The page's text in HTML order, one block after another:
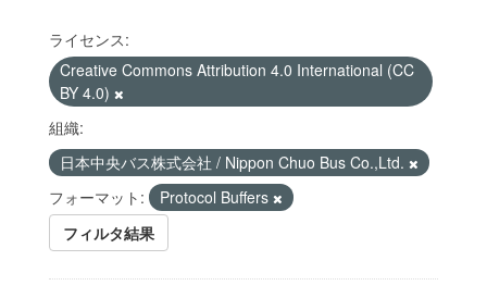
ライセンス:
Creative Commons Attribution 4.0 International (CC
BY 4.0)
組織:
日本中央バス株式会社 / Nippon Chuo Bus Co.,Ltd.
フォーマット:
Protocol Buffers
フィルタ結果